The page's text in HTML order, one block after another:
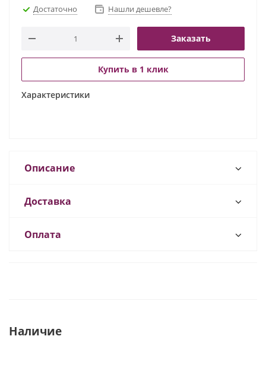
Достаточно Нашли дешевле?
Заказать
Купить в 1 клик
Характеристики
Описание
Доставка
Оплата
Наличие